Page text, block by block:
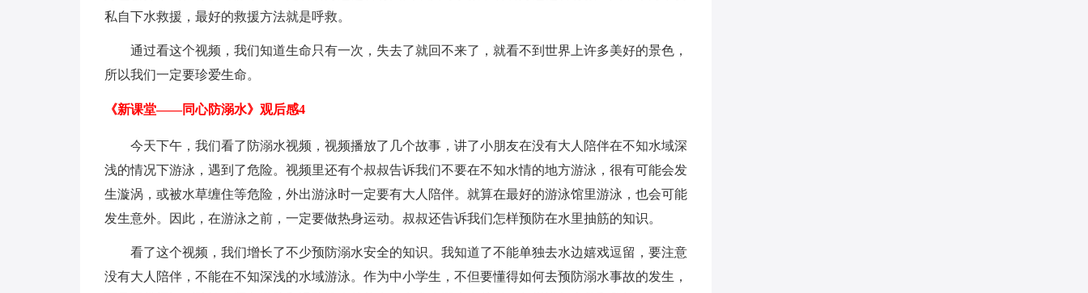
私自下水救援，最好的救援方法就是呼救。
通过看这个视频，我们知道生命只有一次，失去了就回不来了，就看不到世界上许多美好的景色，
所以我们一定要珍爱生命。
《新课堂——同心防溺水》观后感4
今天下午，我们看了防溺水视频，视频播放了几个故事，讲了小朋友在没有大人陪伴在不知水域深
浅的情况下游泳，遇到了危险。视频里还有个叔叔告诉我们不要在不知水情的地方游泳，很有可能会发
生漩涡，或被水草缠住等危险，外出游泳时一定要有大人陪伴。就算在最好的游泳馆里游泳，也会可能
发生意外。因此，在游泳之前，一定要做热身运动。叔叔还告诉我们怎样预防在水里抽筋的知识。
看了这个视频，我们增长了不少预防溺水安全的知识。我知道了不能单独去水边嬉戏逗留，要注意
没有大人陪伴，不能在不知深浅的水域游泳。作为中小学生，不但要懂得如何去预防溺水事故的发生，